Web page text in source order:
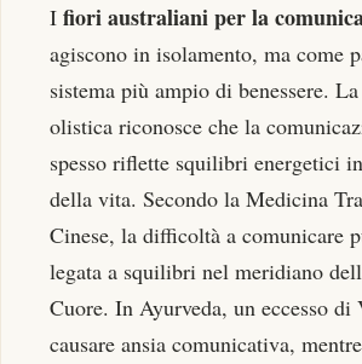
I fiori australiani per la
agiscono in isolamento, ma come
sistema più ampio di benessere.
olistica riconosce che la
spesso riflette squilibri energetici
della vita. Secondo la Medicina
Cinese, la difficoltà a comunicare
legata a squilibri nel meridiano
Cuore. In Ayurveda, un eccesso di
causare ansia comunicativa,